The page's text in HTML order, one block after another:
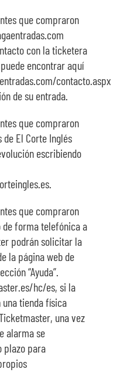
que compraron
con la ticketera
encontrar aquí
contacto.aspx
de su entrada.
que compraron
El Corte Inglés
escribiendo
que compraron
de forma telefónica a
podrán solicitar la
la página web de
“Ayuda”.
hc/es, si la
tienda física
una vez
alarma se
plazo para